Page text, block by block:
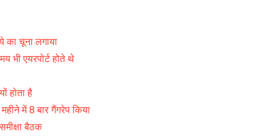
चूना लगाया
भी एयरपोर्ट होते थे
होता है
में 8 बार गैंगरेप किया
बैठक